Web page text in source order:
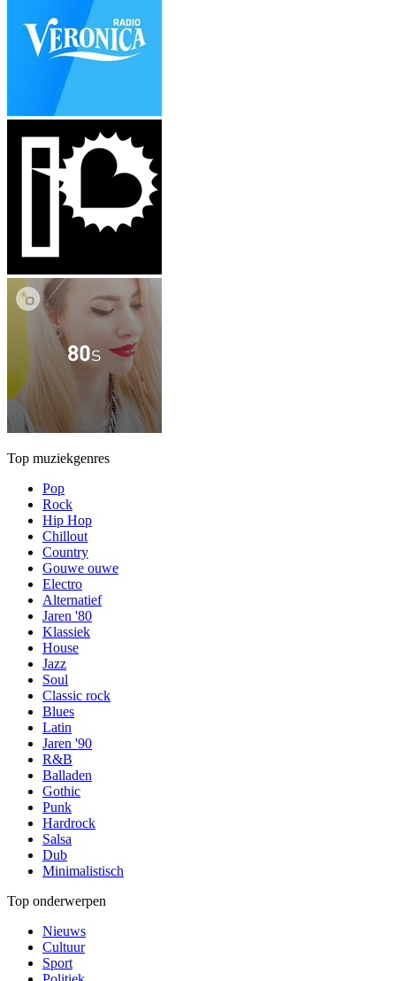
Top muziekgenres
Pop
Rock
Hip Hop
Chillout
Country
Gouwe ouwe
Electro
Alternatief
Jaren '80
Klassiek
House
Jazz
Soul
Classic rock
Blues
Latin
Jaren '90
R&B
Balladen
Gothic
Punk
Hardrock
Salsa
Dub
Minimalistisch
Top onderwerpen
Nieuws
Cultuur
Sport